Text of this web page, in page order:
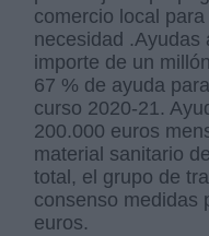
comercio local
necesidad .Ayudas
importe de un
67 % de ayuda
curso 2020-21.
200.000 euros
material sanitario
total, el grupo de
consenso medidas
euros.